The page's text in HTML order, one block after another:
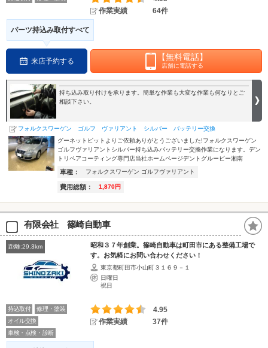
作業実績
64件
パーツ持込み取付すべて
来店予約する 【無料電話】
店舗に電話する
持ち込み取り付けを承ります。簡単な作業も大変な作業も何なりとご
相談下さい。
フォルクスワーゲン ゴルフ ヴァリアント シルバー バッテリー交換
グーネットピットよりご依頼ありがとうございました!フォルクスワーゲン
ゴルフヴァリアントシルバー持ち込みバッテリー交換作業になります。デン
トリペアコーティング専門店当社ホームページデントグルービー湘南
車種： フォルクスワーゲン ゴルフヴァリアント
費用総額： 1,870円
有限会社 篠崎自動車
距離:29.3km
昭和３７年創業。篠崎自動車は町田市にある整備工場で
す。お気軽にお問い合わせください！
東京都町田市小山町３１６９－１
日曜日
祝日
持込取付
修理・塗装
オイル交換
車検・点検・診断
4.95
作業実績
37件